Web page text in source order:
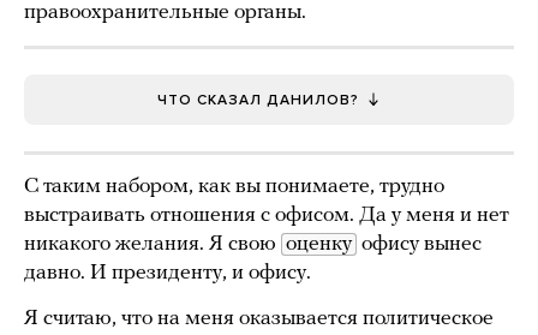
правоохранительные органы.
ЧТО СКАЗАЛ ДАНИЛОВ?
С таким набором, как вы понимаете, трудно
выстраивать отношения с офисом. Да у меня и нет
никакого желания. Я свою оценку офису вынес
давно. И президенту, и офису.
Я считаю, что на меня оказывается политическое